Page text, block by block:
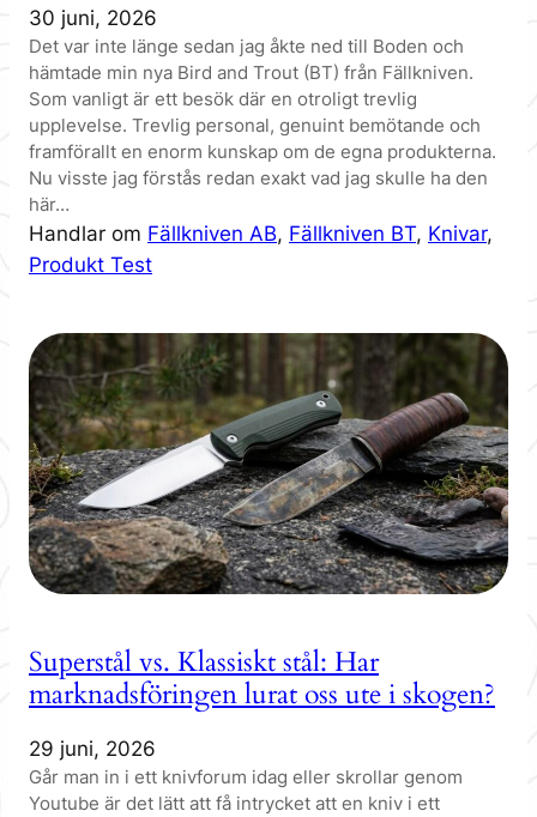
30 juni, 2026
Det var inte länge sedan jag åkte ned till Boden och
hämtade min nya Bird and Trout (BT) från Fällkniven.
Som vanligt är ett besök där en otroligt trevlig
upplevelse. Trevlig personal, genuint bemötande och
framförallt en enorm kunskap om de egna produkterna.
Nu visste jag förstås redan exakt vad jag skulle ha den
här…
Handlar om Fällkniven AB, Fällkniven BT, Knivar
Produkt Test
Superstål vs. Klassiskt stål: Har
marknadsföringen lurat oss ute i skogen?
29 juni, 2026
Går man in i ett knivforum idag eller skrollar genom
Youtube är det lätt att få intrycket att en kniv i ett